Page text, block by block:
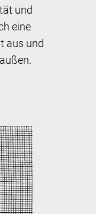
und
eine
aus und